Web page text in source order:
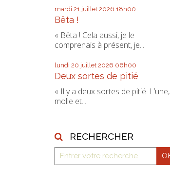
mardi 21 juillet 2026 18h00
Bêta !
« Bêta ! Cela aussi, je le
comprenais à présent, je...
lundi 20 juillet 2026 06h00
Deux sortes de pitié
« Il y a deux sortes de pitié. L’une,
molle et...
RECHERCHER